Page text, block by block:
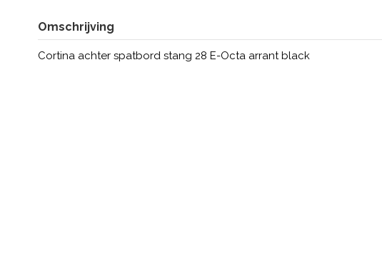
Omschrijving
Cortina achter spatbord stang 28 E-Octa arrant black